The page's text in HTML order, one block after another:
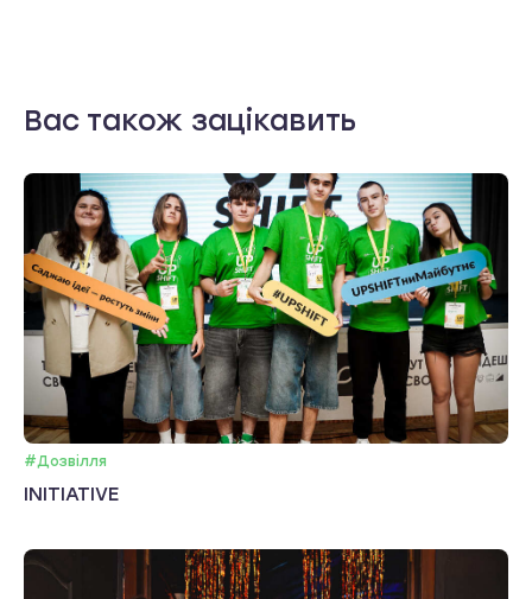
Вас також зацікавить
#Дозвілля
INITIATIVE